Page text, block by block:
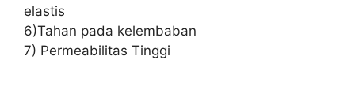
elastis
6)Tahan pada kelembaban
7) Permeabilitas Tinggi